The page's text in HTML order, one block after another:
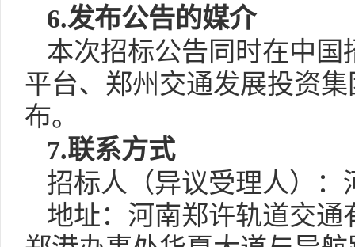
6.发布公告的媒介
本次招标公告同时在中
平台、郑州交通发展投资
布。
7.联系方式
招标人（异议受理人）
地址：河南郑许轨道交